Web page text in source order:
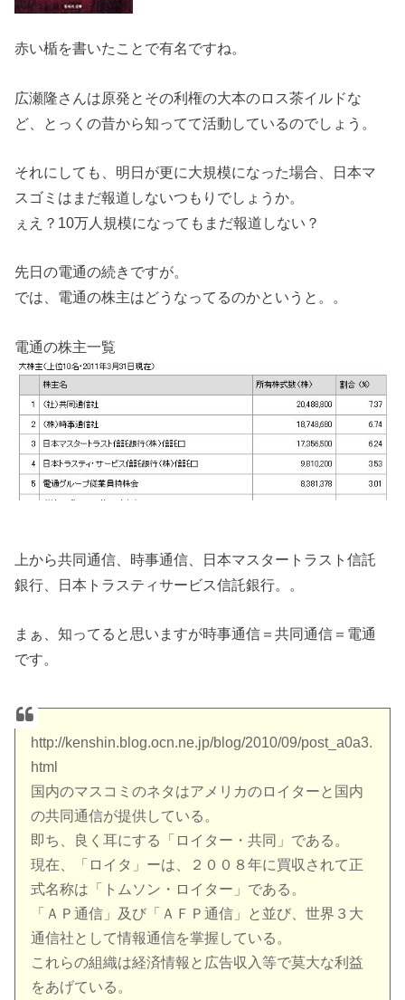
赤い楯を書いたことで有名ですね。
広瀬隆さんは原発とその利権の大本のロス茶イルドな
ど、とっくの昔から知ってて活動しているのでしょう。
それにしても、明日が更に大規模になった場合、日本マ
スゴミはまだ報道しないつもりでしょうか。
ぇえ？10万人規模になってもまだ報道しない？
先日の電通の続きですが。
では、電通の株主はどうなってるのかというと。。
電通の株主一覧
上から共同通信、時事通信、日本マスタートラスト信託
銀行、日本トラスティサービス信託銀行。。
まぁ、知ってると思いますが時事通信＝共同通信＝電通
です。
http://kenshin.blog.ocn.ne.jp/blog/2010/09/post_a0a3.
html
国内のマスコミのネタはアメリカのロイターと国内
の共同通信が提供している。
即ち、良く耳にする「ロイター・共同」である。
現在、「ロイタ」ーは、２００８年に買収されて正
式名称は「トムソン・ロイター」である。
「ＡＰ通信」及び「ＡＦＰ通信」と並び、世界３大
通信社として情報通信を掌握している。
これらの組織は経済情報と広告収入等で莫大な利益
をあげている。